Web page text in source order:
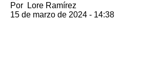
Por
Lore Ramírez
15 de marzo de 2024 - 14:38